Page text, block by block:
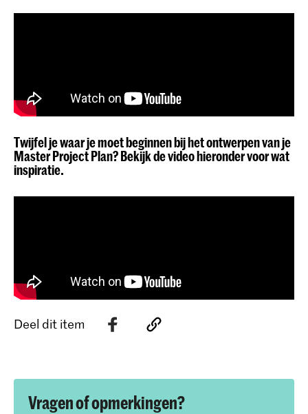
Twijfel je waar je moet beginnen bij het ontwerpen van je
Master Project Plan? Bekijk de video hieronder voor wat
inspiratie.
Deel dit item
Vragen of opmerkingen?